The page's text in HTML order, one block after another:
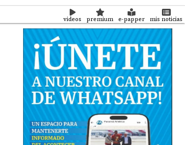
videos premium e-papper mis noticias